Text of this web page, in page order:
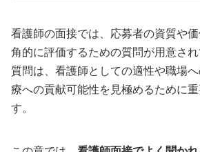
看護師の面接では、応募者の資質や
角的に評価するための質問が用意さ
質問は、看護師としての適性や職場
療への貢献可能性を見極めるために
す。